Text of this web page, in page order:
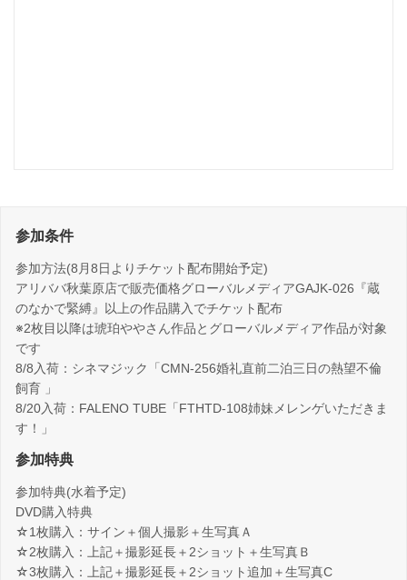
参加条件
参加方法(8月8日よりチケット配布開始予定)
アリババ秋葉原店で販売価格グローバルメディアGAJK-026『蔵
のなかで緊縛』以上の作品購入でチケット配布
※2枚目以降は琥珀ややさん作品とグローバルメディア作品が対象
です
8/8入荷：シネマジック「CMN-256婚礼直前二泊三日の熱望不倫
飼育 」
8/20入荷：FALENO TUBE「FTHTD-108姉妹メレンゲいただきま
す！」
参加特典
参加特典(水着予定)
DVD購入特典
☆1枚購入：サイン＋個人撮影＋生写真Ａ
☆2枚購入：上記＋撮影延長＋2ショット＋生写真Ｂ
☆3枚購入：上記＋撮影延長＋2ショット追加＋生写真C